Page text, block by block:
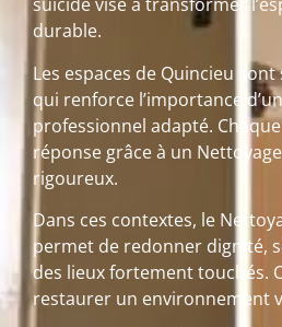
suicide vise à transformer
durable.
Les espaces de Quincieu
qui renforce l’importance
professionnel adapté.
réponse grâce à un
rigoureux.
Dans ces contextes, le
permet de redonner dignité,
des lieux fortement touchés.
restaurer un environnement